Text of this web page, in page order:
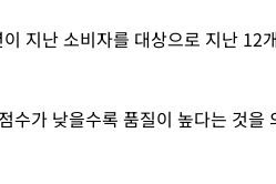
지난 소비자를 대상으로 지난 12
수가 낮을수록 품질이 높다는 것을